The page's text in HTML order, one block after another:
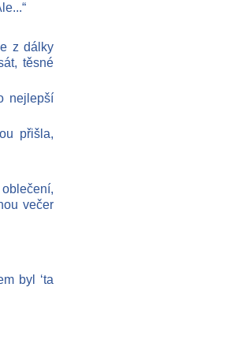
z dálky
těsné
nejlepší
přišla,
večer
byl ‘ta